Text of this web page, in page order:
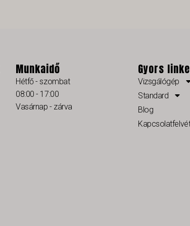
Munkaidő
Hétfő - szombat
08:00 - 17:00
Vasárnap - zárva
Gyors
Vizsgálógép
Standard
Blog